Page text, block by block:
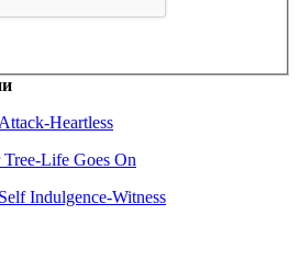
Heartless
Life Goes On
Indulgence-Witness